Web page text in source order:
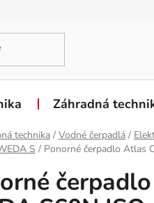
formulár
Záhradná
technika / Vodné čerpadlá /
S / Ponorné čerpadlo Atlas